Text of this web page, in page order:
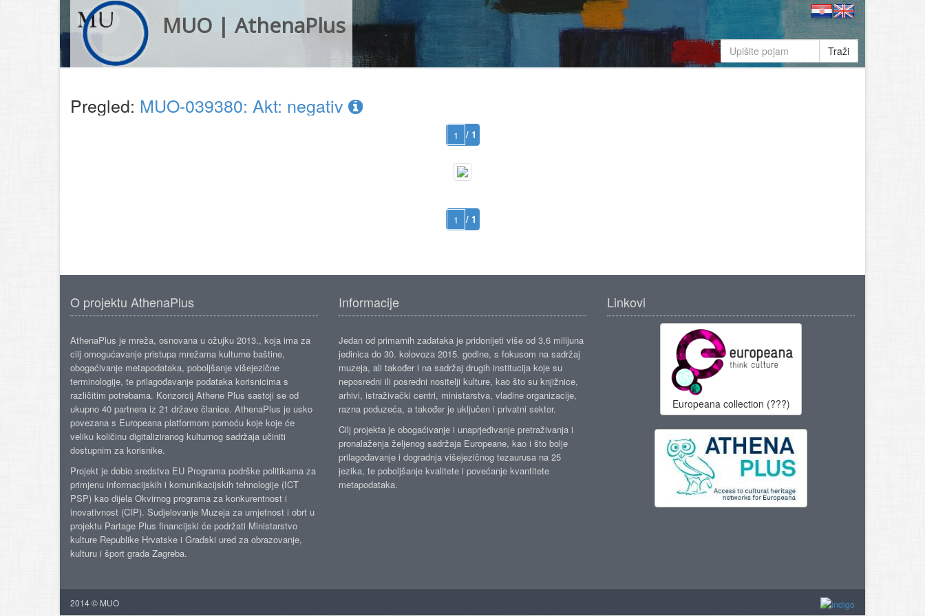
MUO | AthenaPlus
Traži
Pregled: MUO-039380: Akt: negativ
/ 1
/ 1
O projektu AthenaPlus
AthenaPlus je mreža, osnovana u ožujku 2013., koja ima za
cilj omogućavanje pristupa mrežama kulturne baštine,
obogaćivanje metapodataka, poboljšanje višejezične
terminologije, te prilagođavanje podataka korisnicima s
različitim potrebama. Konzorcij Athene Plus sastoji se od
ukupno 40 partnera iz 21 države članice. AthenaPlus je usko
povezana s Europeana platformom pomoću koje koje će
veliku količinu digitaliziranog kulturnog sadržaja učiniti
dostupnim za korisnike.
Projekt je dobio sredstva EU Programa podrške politikama za
primjenu informacijskih i komunikacijskih tehnologije (ICT
PSP) kao dijela Okvirnog programa za konkurentnost i
inovativnost (CIP). Sudjelovanje Muzeja za umjetnost i obrt u
projektu Partage Plus financijski će podržati Ministarstvo
kulture Republike Hrvatske i Gradski ured za obrazovanje,
kulturu i šport grada Zagreba.
Informacije
Jedan od primarnih zadataka je pridonijeti više od 3,6 milijuna
jedinica do 30. kolovoza 2015. godine, s fokusom na sadržaj
muzeja, ali također i na sadržaj drugih institucija koje su
neposredni ili posredni nositelji kulture, kao što su knjižnice,
arhivi, istraživački centri, ministarstva, vladine organizacije,
razna poduzeća, a također je uključen i privatni sektor.
Cilj projekta je obogaćivanje i unaprjeđivanje pretraživanja i
pronalaženja željenog sadržaja Europeane, kao i što bolje
prilagođavanje i dogradnja višejezičnog tezaurusa na 25
jezika, te poboljšanje kvalitete i povećanje kvantitete
metapodataka.
Linkovi
Europeana collection (???)
2014 © MUO